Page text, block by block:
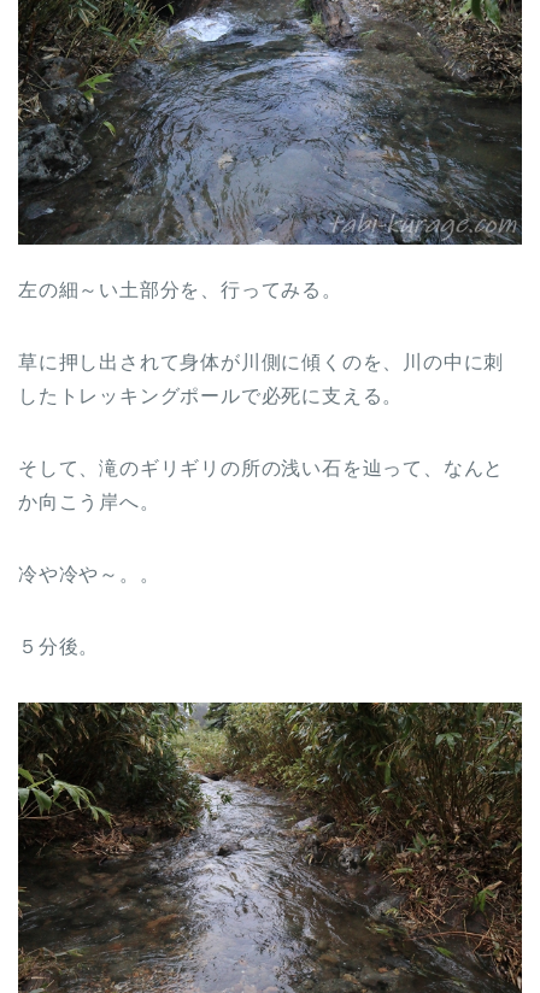
左の細～い土部分を、行ってみる。
草に押し出されて身体が川側に傾くのを、川の中に刺
したトレッキングポールで必死に支える。
そして、滝のギリギリの所の浅い石を辿って、なんと
か向こう岸へ。
冷や冷や～。。
５分後。